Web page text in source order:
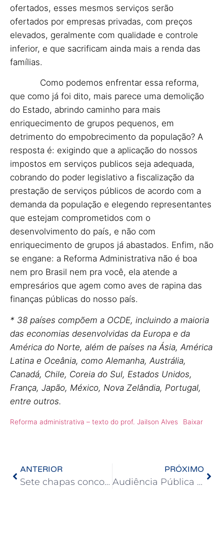
ofertados, esses mesmos serviços serão
ofertados por empresas privadas, com preços
elevados, geralmente com qualidade e controle
inferior, e que sacrificam ainda mais a renda das
famílias.
Como podemos enfrentar essa reforma,
que como já foi dito, mais parece uma demolição
do Estado, abrindo caminho para mais
enriquecimento de grupos pequenos, em
detrimento do empobrecimento da população? A
resposta é: exigindo que a aplicação do nossos
impostos em serviços publicos seja adequada,
cobrando do poder legislativo a fiscalização da
prestação de serviços públicos de acordo com a
demanda da população e elegendo representantes
que estejam comprometidos com o
desenvolvimento do país, e não com
enriquecimento de grupos já abastados. Enfim, não
se engane: a Reforma Administrativa não é boa
nem pro Brasil nem pra você, ela atende a
empresários que agem como aves de rapina das
finanças públicas do nosso país.
* 38 países compõem a OCDE, incluindo a maioria
das economias desenvolvidas da Europa e da
América do Norte, além de países na Ásia, América
Latina e Oceânia, como Alemanha, Austrália,
Canadá, Chile, Coreia do Sul, Estados Unidos,
França, Japão, México, Nova Zelândia, Portugal,
entre outros.
Reforma administrativa – texto do prof. Jailson Alves Baixar
ANTERIOR
Sete chapas concorrem às eleições para representantes docentes nos Conselhos Superiores da UFBA
PRÓXIMO
Audiência Pública na ALBA debate tramitação da PEC 06/24